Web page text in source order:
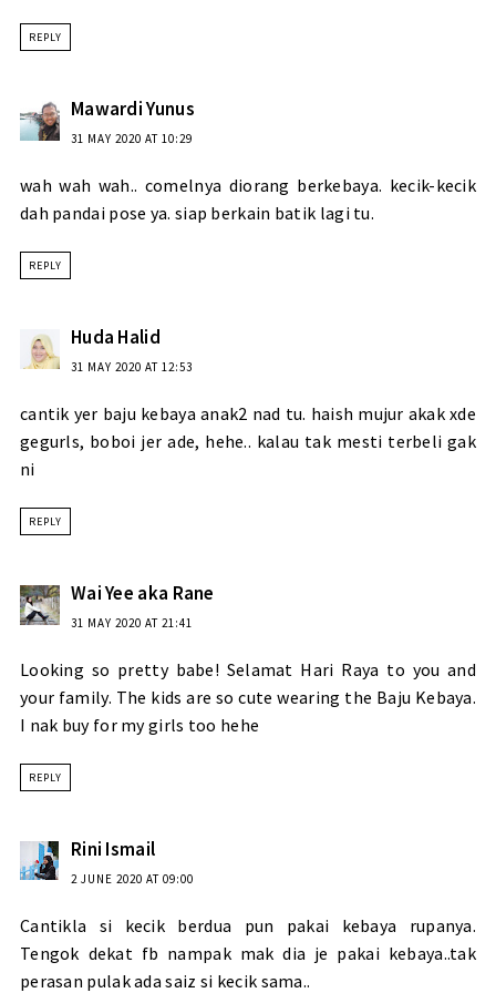
REPLY
Mawardi Yunus
31 MAY 2020 AT 10:29
wah wah wah.. comelnya diorang berkebaya. kecik-kecik
dah pandai pose ya. siap berkain batik lagi tu.
REPLY
Huda Halid
31 MAY 2020 AT 12:53
cantik yer baju kebaya anak2 nad tu. haish mujur akak xde
gegurls, boboi jer ade, hehe.. kalau tak mesti terbeli gak
ni
REPLY
Wai Yee aka Rane
31 MAY 2020 AT 21:41
Looking so pretty babe! Selamat Hari Raya to you and
your family. The kids are so cute wearing the Baju Kebaya.
I nak buy for my girls too hehe
REPLY
Rini Ismail
2 JUNE 2020 AT 09:00
Cantikla si kecik berdua pun pakai kebaya rupanya.
Tengok dekat fb nampak mak dia je pakai kebaya..tak
perasan pulak ada saiz si kecik sama..